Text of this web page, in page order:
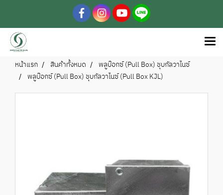
หน้าแรก สินค้าทั้งหมด
พลูบ๊อกซ์ (Pull Box) ชุบกัลวาไนซ์
พลูบ๊อกซ์ (Pull Box) ชุบกัลวาไนซ์ (Pull Box KJL)